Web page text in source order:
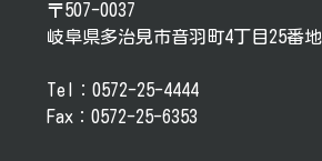
〒507-0037
岐阜県多治見市音羽町4丁目25番地
Tel：0572-25-4444
Fax：0572-25-6353